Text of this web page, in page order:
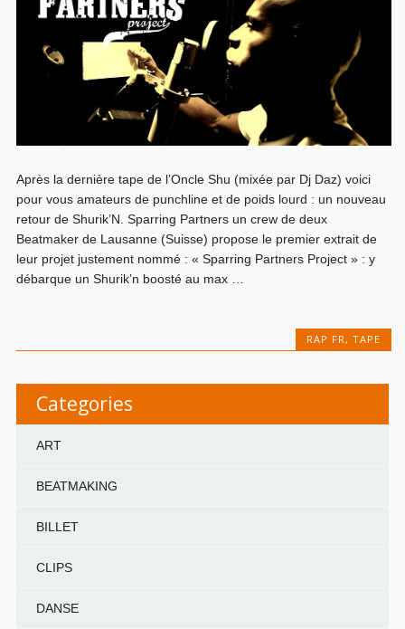
Après la dernière tape de l’Oncle Shu (mixée par Dj Daz) voici
pour vous amateurs de punchline et de poids lourd : un nouveau
retour de Shurik’N. Sparring Partners un crew de deux
Beatmaker de Lausanne (Suisse) propose le premier extrait de
leur projet justement nommé : « Sparring Partners Project » : y
débarque un Shurik’n boosté au max …
RAP FR , TAPE
Categories
ART
BEATMAKING
BILLET
CLIPS
DANSE